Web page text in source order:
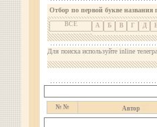
Отбор по первой букве названия
ВСЕ А Б В Г Д
Для поиска используйте inline
№ № Автор